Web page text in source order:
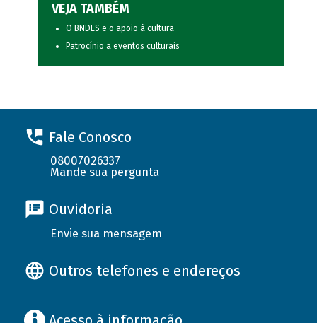
VEJA TAMBÉM
O BNDES e o apoio à cultura
Patrocínio a eventos culturais
Fale Conosco
08007026337
Mande sua pergunta
Ouvidoria
Envie sua mensagem
Outros telefones e endereços